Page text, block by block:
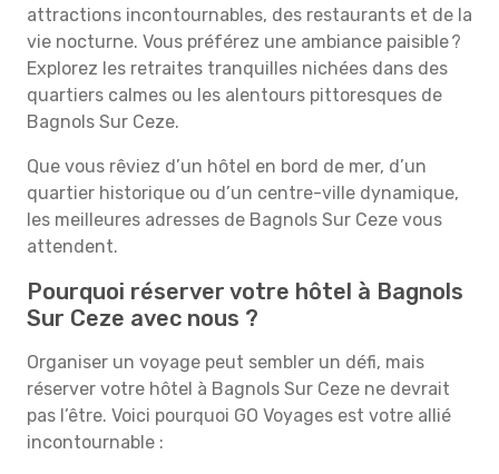
attractions incontournables, des restaurants et de la
vie nocturne. Vous préférez une ambiance paisible ?
Explorez les retraites tranquilles nichées dans des
quartiers calmes ou les alentours pittoresques de
Bagnols Sur Ceze.
Que vous rêviez d’un hôtel en bord de mer, d’un
quartier historique ou d’un centre-ville dynamique,
les meilleures adresses de Bagnols Sur Ceze vous
attendent.
Pourquoi réserver votre hôtel à Bagnols
Sur Ceze avec nous ?
Organiser un voyage peut sembler un défi, mais
réserver votre hôtel à Bagnols Sur Ceze ne devrait
pas l’être. Voici pourquoi GO Voyages est votre allié
incontournable :